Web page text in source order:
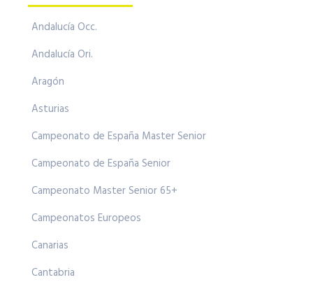
Andalucía Occ.
Andalucía Ori.
Aragón
Asturias
Campeonato de España Master Senior
Campeonato de España Senior
Campeonato Master Senior 65+
Campeonatos Europeos
Canarias
Cantabria